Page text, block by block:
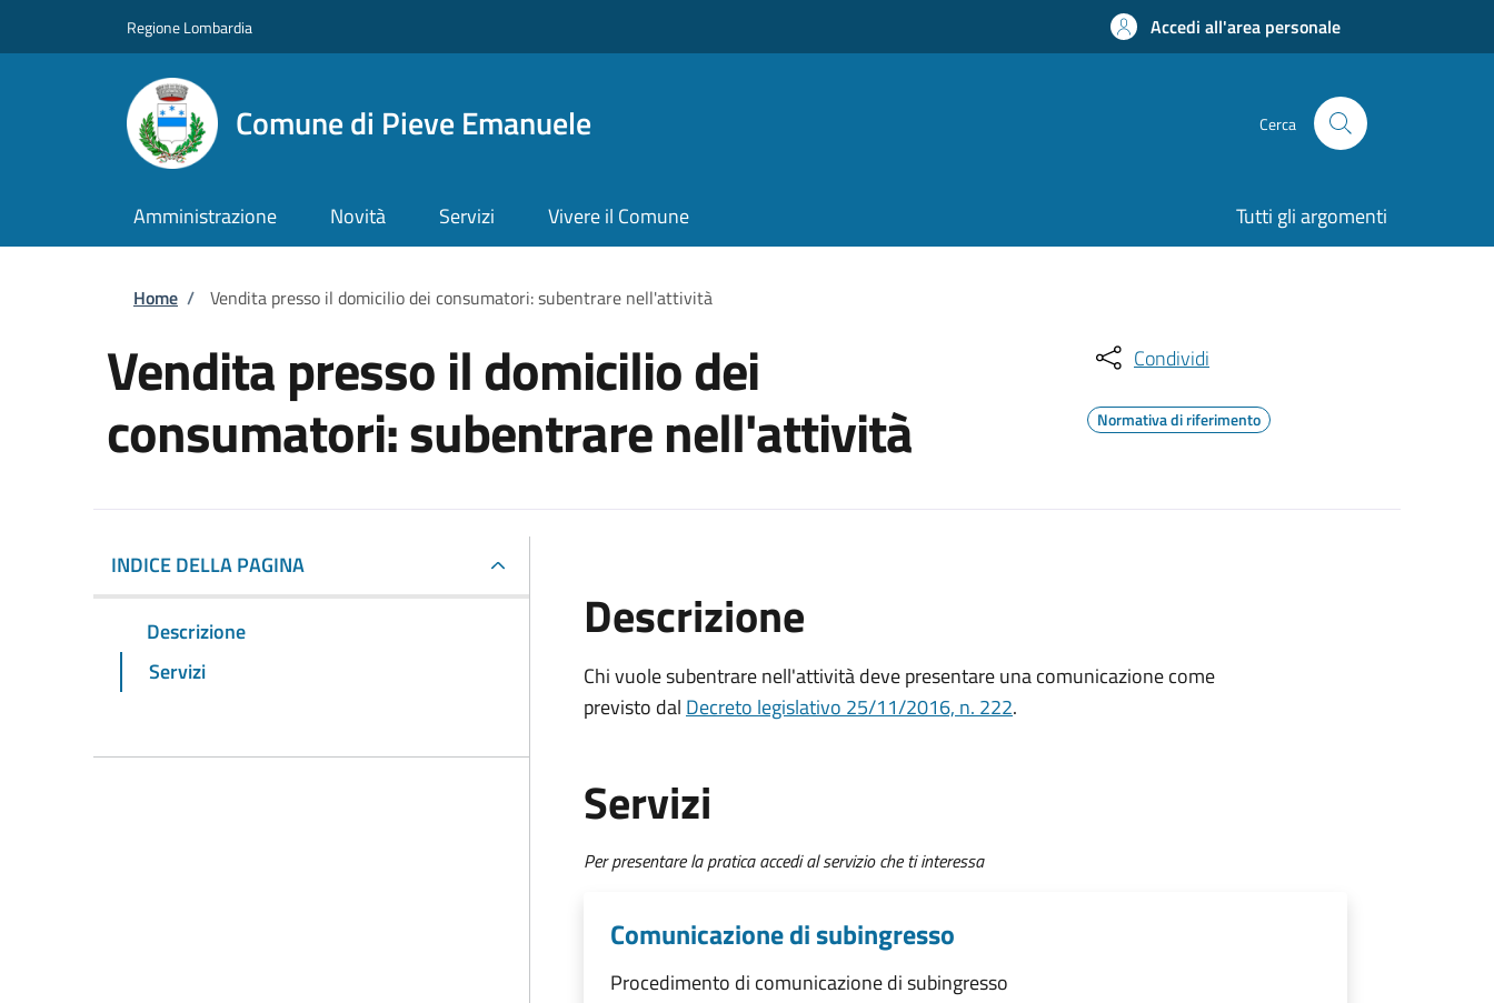
Regione Lombardia Accedi all'area personale
Comune di Pieve Emanuele Cerca
Amministrazione Novità Servizi Vivere il Comune Tutti gli argomenti
Briciole di pane
Home / Vendita presso il domicilio dei consumatori: subentrare nell'attività
Vendita presso il domicilio dei
consumatori: subentrare nell'attività
Condividi
Normativa di riferimento
INDICE DELLA PAGINA
Descrizione
Servizi
Descrizione
Chi vuole subentrare nell'attività deve presentare una comunicazionecome
previsto dal Decreto legislativo 25/11/2016, n. 222.
Servizi
Per presentare la pratica accedi al servizio che ti interessa
Comunicazione di subingresso
Procedimento di comunicazione di subingresso